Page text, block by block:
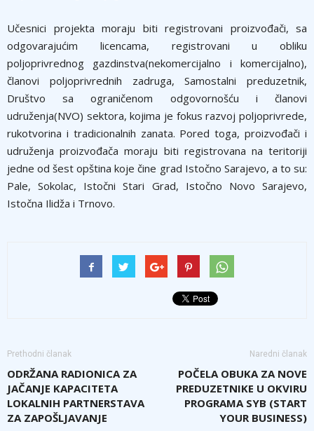
Učesnici projekta moraju biti registrovani proizvođači, sa
odgovarajućim licencama, registrovani u obliku
poljoprivrednog gazdinstva(nekomercijalno i komercijalno),
članovi poljoprivrednih zadruga, Samostalni preduzetnik,
Društvo sa ograničenom odgovornošću i članovi
udruženja(NVO) sektora, kojima je fokus razvoj poljoprivrede,
rukotvorina i tradicionalnih zanata. Pored toga, proizvođači i
udruženja proizvođača moraju biti registrovana na teritoriji
jedne od šest opština koje čine grad Istočno Sarajevo, a to su:
Pale, Sokolac, Istočni Stari Grad, Istočno Novo Sarajevo,
Istočna Ilidža i Trnovo.
Prethodni članak
ODRŽANA RADIONICA ZA
JAČANJE KAPACITETA
LOKALNIH PARTNERSTAVA
ZA ZAPOŠLJAVANJE
Naredni članak
POČELA OBUKA ZA NOVE
PREDUZETNIKE U OKVIRU
PROGRAMA SYB (START
YOUR BUSINESS)